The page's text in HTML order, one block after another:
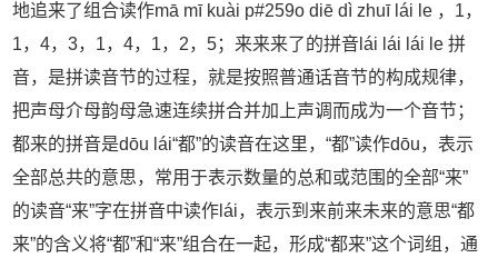
地追来了组合读作mā mī kuài p#259o diē dì zhuī lái le ，1，
1，4，3，1，4，1，2，5；来来来了的拼音lái lái lái le 拼
音，是拼读音节的过程，就是按照普通话音节的构成规律，
把声母介母韵母急速连续拼合并加上声调而成为一个音节；
都来的拼音是dōu lái“都”的读音在这里，“都”读作dōu，表示
全部总共的意思，常用于表示数量的总和或范围的全部“来”
的读音“来”字在拼音中读作lái，表示到来前来未来的意思“都
来”的含义将“都”和“来”组合在一起，形成“都来”这个词组，通